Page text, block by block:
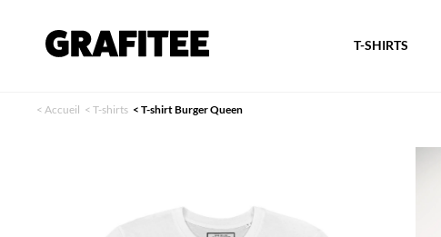
T-SHIRTS
< Accueil < T-shirts < T-shirt Burger Queen